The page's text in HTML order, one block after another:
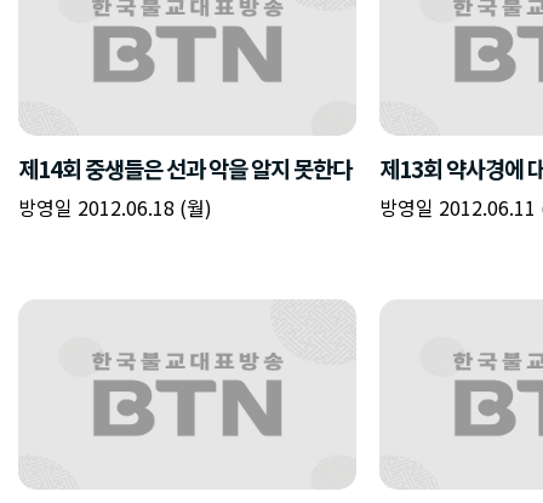
제14회 중생들은 선과 악을 알지 못한다
방영일 2012.06.18 (월)
제13회 약사경에
방영일 2012.06.11